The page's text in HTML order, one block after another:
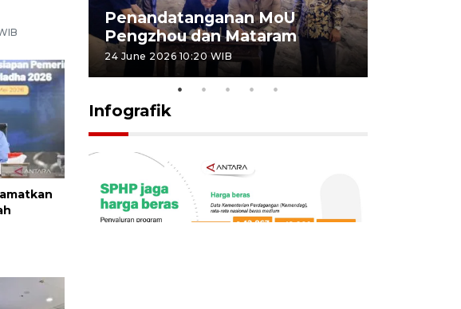
Penandatanganan MoU
Pengzhou dan Mataram
24 June 2026 10:20 WIB
Infografik